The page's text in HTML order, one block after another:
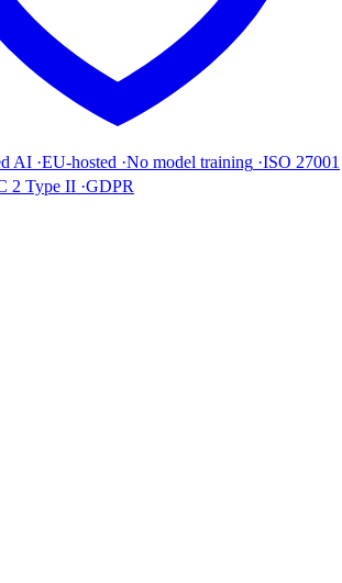
AI ·EU-hosted ·No model training ·ISO 27001
2 Type II ·GDPR